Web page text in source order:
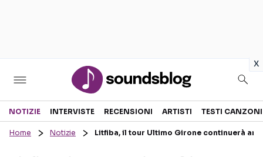
x
Sezioni
NOTIZIE INTERVISTE RECENSIONI ARTISTI TESTI CANZONI
Home Notizie Litfiba, il tour Ultimo Girone continuerà